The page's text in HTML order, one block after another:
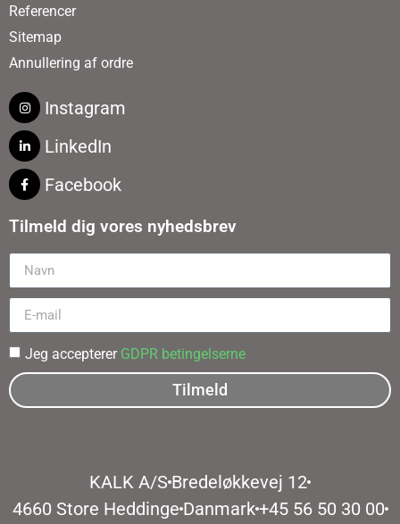
Referencer
Sitemap
Annullering af ordre
Instagram
LinkedIn
Facebook
Tilmeld dig vores nyhedsbrev
Jeg accepterer GDPR betingelserne
Tilmeld
KALK A/S Bredeløkkevej 12
4660 Store HeddingeDanmark+45 56 50 30 00